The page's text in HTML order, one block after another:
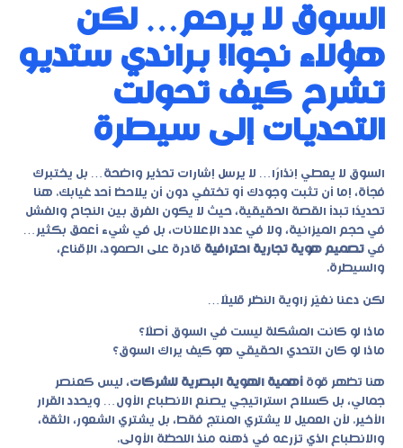
السوق لا يرحم… لكن
هؤلاء نجوا! براندي ستديو
تشرح كيف تحولت
التحديات إلى سيطرة
السوق لا يعطي إنذارًا… لا يرسل إشارات تحذير واضحة… بل يختبرك
فجأة، إما أن تثبت وجودك أو تختفي دون أن يلاحظ أحد غيابك. هنا
تحديدًا تبدأ القصة الحقيقية، حيث لا يكون الفرق بين النجاح والفشل
في حجم الميزانية، ولا في عدد الإعلانات، بل في شيء أعمق بكثير…
في تصميم هوية تجارية احترافية قادرة على الصمود، الإقناع،
والسيطرة.
لكن دعنا نغيّر زاوية النظر قليلًا…
ماذا لو كانت المشكلة ليست في السوق أصلًا؟
ماذا لو كان التحدي الحقيقي هو كيف يراك السوق؟
هنا تظهر قوة أهمية الهوية البصرية للشركات، ليس كعنصر
جمالي، بل كسلاح استراتيجي يصنع الانطباع الأول… ويحدد القرار
الأخير. لأن العميل لا يشتري المنتج فقط، بل يشتري الشعور، الثقة،
والانطباع الذي تزرعه في ذهنه منذ اللحظة الأولى.